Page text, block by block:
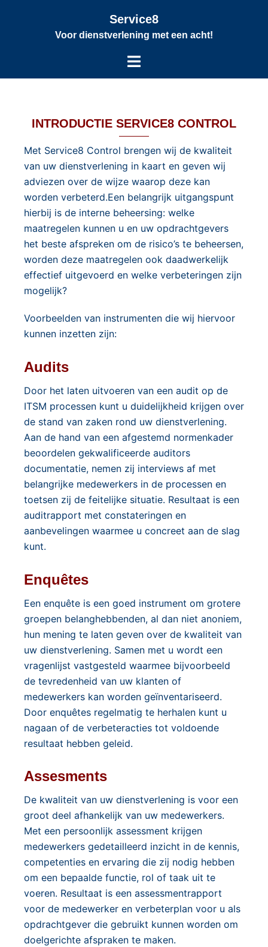
Service8
Voor dienstverlening met een acht!
INTRODUCTIE SERVICE8 CONTROL
Met Service8 Control brengen wij de kwaliteit
van uw dienstverlening in kaart en geven wij
adviezen over de wijze waarop deze kan
worden verbeterd.Een belangrijk uitgangspunt
hierbij is de interne beheersing: welke
maatregelen kunnen u en uw opdrachtgevers
het beste afspreken om de risico’s te beheersen,
worden deze maatregelen ook daadwerkelijk
effectief uitgevoerd en welke verbeteringen zijn
mogelijk?
Voorbeelden van instrumenten die wij hiervoor
kunnen inzetten zijn:
Audits
Door het laten uitvoeren van een audit op de
ITSM processen kunt u duidelijkheid krijgen over
de stand van zaken rond uw dienstverlening.
Aan de hand van een afgestemd normenkader
beoordelen gekwalificeerde auditors
documentatie, nemen zij interviews af met
belangrijke medewerkers in de processen en
toetsen zij de feitelijke situatie. Resultaat is een
auditrapport met constateringen en
aanbevelingen waarmee u concreet aan de slag
kunt.
Enquêtes
Een enquête is een goed instrument om grotere
groepen belanghebbenden, al dan niet anoniem,
hun mening te laten geven over de kwaliteit van
uw dienstverlening. Samen met u wordt een
vragenlijst vastgesteld waarmee bijvoorbeeld
de tevredenheid van uw klanten of
medewerkers kan worden geïnventariseerd.
Door enquêtes regelmatig te herhalen kunt u
nagaan of de verbeteracties tot voldoende
resultaat hebben geleid.
Assesments
De kwaliteit van uw dienstverlening is voor een
groot deel afhankelijk van uw medewerkers.
Met een persoonlijk assessment krijgen
medewerkers gedetailleerd inzicht in de kennis,
competenties en ervaring die zij nodig hebben
om een bepaalde functie, rol of taak uit te
voeren. Resultaat is een assessmentrapport
voor de medewerker en verbeterplan voor u als
opdrachtgever die gebruikt kunnen worden om
doelgerichte afspraken te maken.